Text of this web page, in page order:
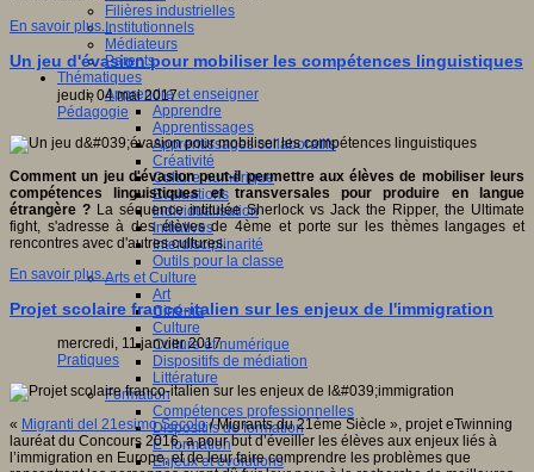
Filières industrielles
Institutionnels
Médiateurs
Parents
Thématiques
Apprendre et enseigner
Apprendre
Apprentissages
Apprentissages collaboratifs
Créativité
Culture numérique
Evaluations
Individualisation
Initiatives
Interdisciplinarité
Outils pour la classe
Arts et Culture
Art
Cinéma
Culture
Culture et numérique
Dispositifs de médiation
Littérature
Formation
Compétences professionnelles
Dispositifs de formation
E- formation
Enjeux et évolutions
En savoir plus...
Un jeu d'évasion pour mobiliser les compétences linguistiques
jeudi, 04 mai 2017
Pédagogie
Comment un jeu d'évasion peut-il permettre aux élèves de mobiliser leurs
compétences linguistiques et transversales pour produire en langue
étrangère ? La séquence intitulée Sherlock vs Jack the Ripper, the Ultimate
fight, s'adresse à des élèves de 4ème et porte sur les thèmes langages et
rencontres avec d'autres cultures.
En savoir plus...
Projet scolaire franco-italien sur les enjeux de l'immigration
mercredi, 11 janvier 2017
Pratiques
« Migranti del 21esimo Secolo/ Migrants du 21ème Siècle », projet eTwinning
lauréat du Concours 2016, a pour but d’éveiller les élèves aux enjeux liés à
l’immigration en Europe, et de leur faire comprendre les problèmes que